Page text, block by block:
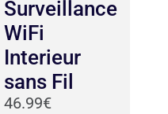
Surveillance
WiFi
Interieur
sans Fil
46.99€